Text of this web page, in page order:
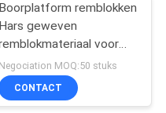
29
Boorplatform remblokken
Hars geweven
voor
heiblokrem
Negociation MOQ:50 stuks
CONTACT